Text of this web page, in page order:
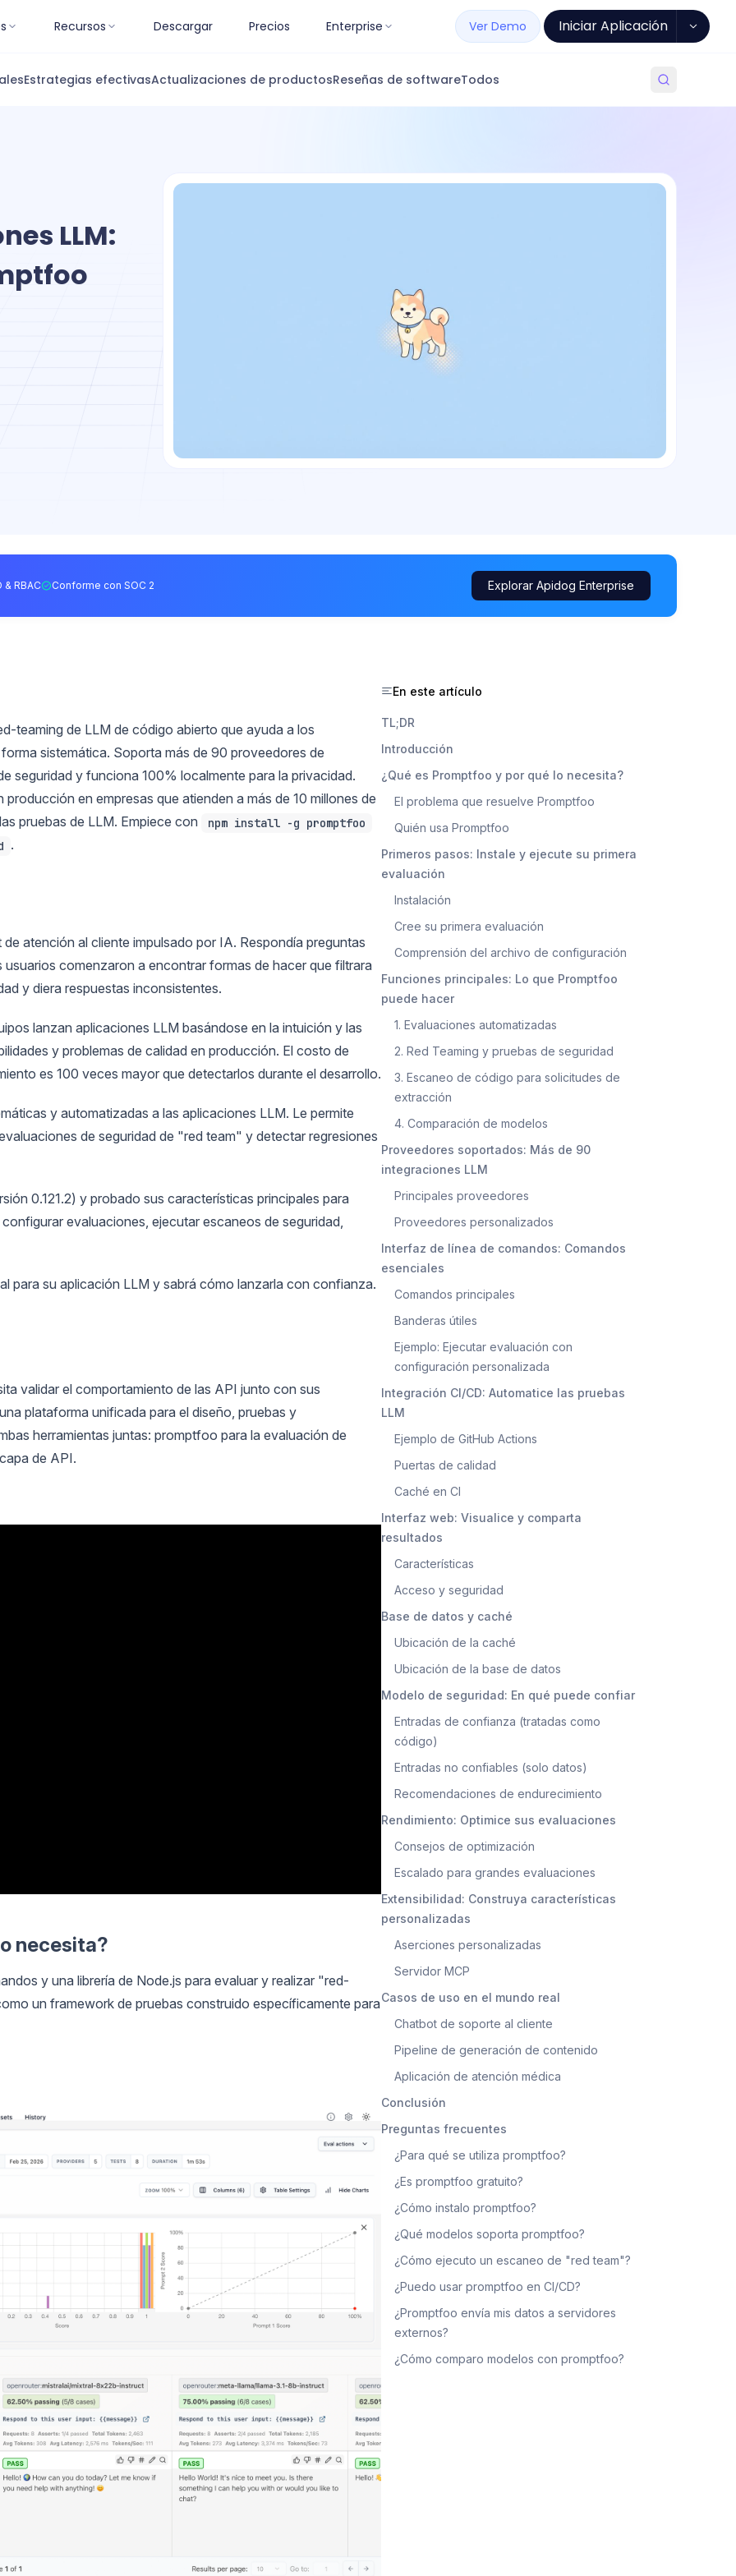
Recursos Descargar Precios Enterprise Ver Demo Iniciar Aplicación
Estrategias efectivasActualizaciones de productosReseñas de softwareTodos
LLM:
& RBAC Conforme con SOC 2 Explorar Apidog Enterprise
teaming de LLM de código abierto que ayuda a los
sistemática. Soporta más de 90 proveedores de
seguridad y funciona 100% localmente para la privacidad.
en empresas que atienden a más de 10 millones de
pruebas de LLM. Empiece con
npm install -g promptfoo
.
atención al cliente impulsado por IA. Respondía preguntas
comenzaron a encontrar formas de hacer que filtrara
y diera respuestas inconsistentes.
lanzan aplicaciones LLM basándose en la intuición y las
y problemas de calidad en producción. El costo de
es 100 veces mayor que detectarlos durante el desarrollo.
y automatizadas a las aplicaciones LLM. Le permite
de seguridad de "red team" y detectar regresiones
0.121.2) y probado sus características principales para
evaluaciones, ejecutar escaneos de seguridad,
para su aplicación LLM y sabrá cómo lanzarla con confianza.
validar el comportamiento de las API junto con sus
plataforma unificada para el diseño, pruebas y
herramientas juntas: promptfoo para la evaluación de
de API.
necesita?
y una librería de Node.js para evaluar y realizar "red-
un framework de pruebas construido específicamente para
En este artículo
TL;DR
Introducción
¿Qué es Promptfoo y por qué lo necesita?
El problema que resuelve Promptfoo
Quién usa Promptfoo
Primeros pasos: Instale y ejecute su primera
evaluación
Instalación
Cree su primera evaluación
Comprensión del archivo de configuración
Funciones principales: Lo que Promptfoo
puede hacer
1. Evaluaciones automatizadas
2. Red Teaming y pruebas de seguridad
3. Escaneo de código para solicitudes de
extracción
4. Comparación de modelos
Proveedores soportados: Más de 90
integraciones LLM
Principales proveedores
Proveedores personalizados
Interfaz de línea de comandos: Comandos
esenciales
Comandos principales
Banderas útiles
Ejemplo: Ejecutar evaluación con
configuración personalizada
Integración CI/CD: Automatice las pruebas
LLM
Ejemplo de GitHub Actions
Puertas de calidad
Caché en CI
Interfaz web: Visualice y comparta
resultados
Características
Acceso y seguridad
Base de datos y caché
Ubicación de la caché
Ubicación de la base de datos
Modelo de seguridad: En qué puede confiar
Entradas de confianza (tratadas como
código)
Entradas no confiables (solo datos)
Recomendaciones de endurecimiento
Rendimiento: Optimice sus evaluaciones
Consejos de optimización
Escalado para grandes evaluaciones
Extensibilidad: Construya características
personalizadas
Aserciones personalizadas
Servidor MCP
Casos de uso en el mundo real
Chatbot de soporte al cliente
Pipeline de generación de contenido
Aplicación de atención médica
Conclusión
Preguntas frecuentes
¿Para qué se utiliza promptfoo?
¿Es promptfoo gratuito?
¿Cómo instalo promptfoo?
¿Qué modelos soporta promptfoo?
¿Cómo ejecuto un escaneo de "red team"?
¿Puedo usar promptfoo en CI/CD?
¿Promptfoo envía mis datos a servidores
externos?
¿Cómo comparo modelos con promptfoo?